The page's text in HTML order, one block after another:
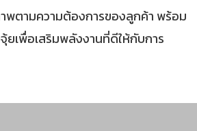
ตามความต้องการของลูกค้า พร้อม
ยเพื่อเสริมพลังงานที่ดีให้กับการ